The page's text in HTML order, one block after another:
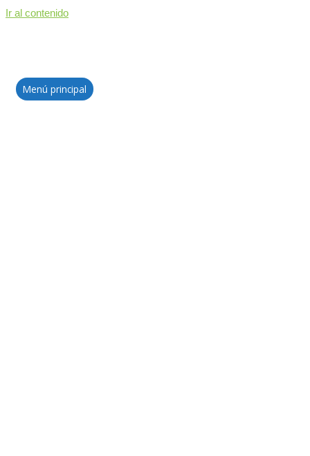
Ir al contenido
Menú principal